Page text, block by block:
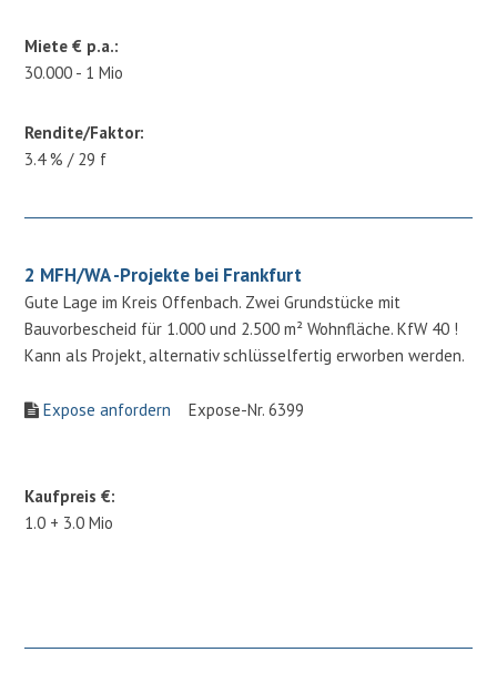
Miete € p.a.:
30.000 - 1 Mio
Rendite/Faktor:
3.4 % / 29 f
2 MFH/WA -Projekte bei Frankfurt
Gute Lage im Kreis Offenbach. Zwei Grundstücke mit
Bauvorbescheid für 1.000 und 2.500 m² Wohnfläche. KfW 40 !
Kann als Projekt, alternativ schlüsselfertig erworben werden.
Expose anfordern Expose-Nr. 6399
Kaufpreis €:
1.0 + 3.0 Mio